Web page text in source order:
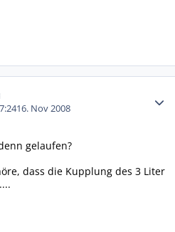
16. Nov 2008
gelaufen?
dass die Kupplung des 3 Liter